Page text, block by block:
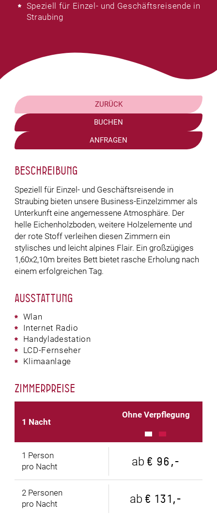
Speziell für Einzel- und Geschäftsreisende in
Straubing
ZURÜCK
BUCHEN
ANFRAGEN
Beschreibung
Speziell für Einzel- und Geschäftsreisende in
Straubing bieten unsere Business-Einzelzimmer als
Unterkunft eine angemessene Atmosphäre. Der
helle Eichenholzboden, weitere Holzelemente und
der rote Stoff verleihen diesen Zimmern ein
stylisches und leicht alpines Flair. Ein großzügiges
1,60x2,10m breites Bett bietet rasche Erholung nach
einem erfolgreichen Tag.
Ausstattung
Wlan
Internet Radio
Handyladestation
LCD-Fernseher
Klimaanlage
Zimmerpreise
1 Nacht
Ohne Verpflegung
1 Person
pro Nacht
ab € 96,-
2 Personen
pro Nacht
ab € 131,-